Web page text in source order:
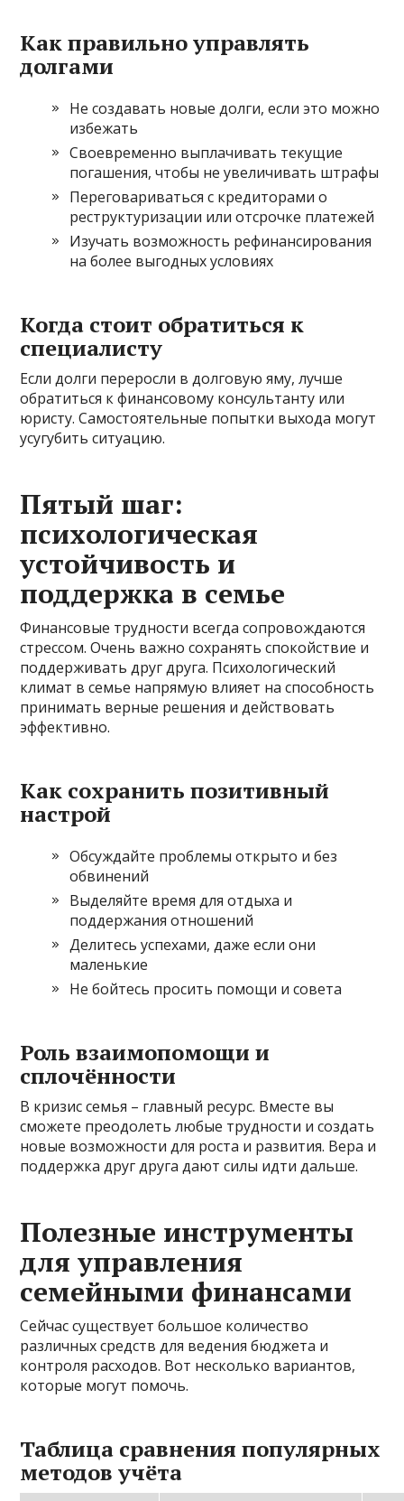
Как правильно управлять
долгами
Не создавать новые долги, если это можно
избежать
Своевременно выплачивать текущие
погашения, чтобы не увеличивать штрафы
Переговариваться с кредиторами о
реструктуризации или отсрочке платежей
Изучать возможность рефинансирования
на более выгодных условиях
Когда стоит обратиться к
специалисту
Если долги переросли в долговую яму, лучше
обратиться к финансовому консультанту или
юристу. Самостоятельные попытки выхода могут
усугубить ситуацию.
Пятый шаг:
психологическая
устойчивость и
поддержка в семье
Финансовые трудности всегда сопровождаются
стрессом. Очень важно сохранять спокойствие и
поддерживать друг друга. Психологический
климат в семье напрямую влияет на способность
принимать верные решения и действовать
эффективно.
Как сохранить позитивный
настрой
Обсуждайте проблемы открыто и без
обвинений
Выделяйте время для отдыха и
поддержания отношений
Делитесь успехами, даже если они
маленькие
Не бойтесь просить помощи и совета
Роль взаимопомощи и
сплочённости
В кризис семья – главный ресурс. Вместе вы
сможете преодолеть любые трудности и создать
новые возможности для роста и развития. Вера и
поддержка друг друга дают силы идти дальше.
Полезные инструменты
для управления
семейными финансами
Сейчас существует большое количество
различных средств для ведения бюджета и
контроля расходов. Вот несколько вариантов,
которые могут помочь.
Таблица сравнения популярных
методов учёта